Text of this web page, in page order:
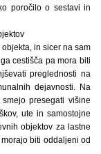
poročilo o sestavi in
in sicer na sam
cestišča pa mora biti
preglednosti na
dejavnosti. Na
presegati višine
ute in samostojne
objektov za lastne
biti oddaljeni od